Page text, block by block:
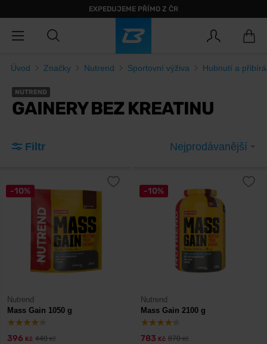
EXPEDUJEME PŘÍMO Z ČR
Úvod Značky Nutrend Sportovní výživa Hubnutí a
NUTREND
GAINERY BEZ KREATINU
Filtr Nejprodávanější
-10%
Nutrend
Mass Gain 1050 g
396 Kč 440Kč
-10%
Nutrend
Mass Gain 2100 g
783 Kč 870Kč